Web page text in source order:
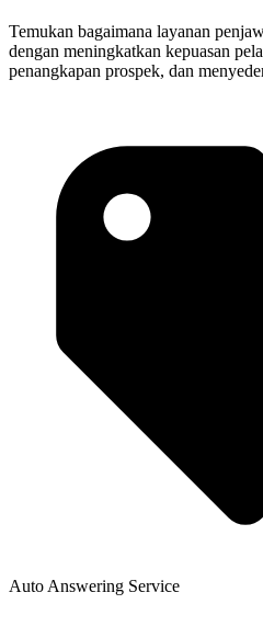
Temukan bagaimana layanan
dengan meningkatkan kepuasan
penangkapan prospek, dan
Auto Answering Service